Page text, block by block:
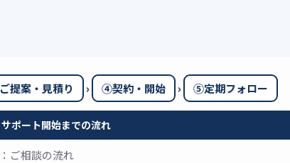
提案・見積り › ④契約・開始 › ⑤定期フォロー
ポート開始までの流れ
ご相談の流れ